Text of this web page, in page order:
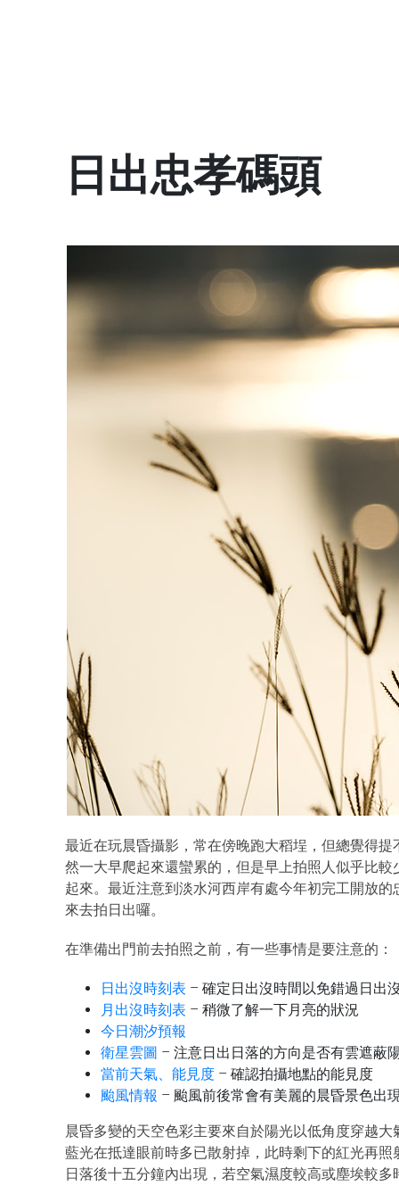
日出忠孝碼頭
最近在玩晨昏攝影，常在傍晚跑大稻埕，但總覺得
然一大早爬起來還蠻累的，但是早上拍照人似乎比
起來。最近注意到淡水河西岸有處今年初完工開放
來去拍日出囉。
在準備出門前去拍照之前，有一些事情是要注意的：
日出沒時刻表 – 確定日出沒時間以免錯過日出
月出沒時刻表 – 稍微了解一下月亮的狀況
今日潮汐預報
衛星雲圖 – 注意日出日落的方向是否有雲遮蔽
當前天氣、能見度 – 確認拍攝地點的能見度
颱風情報 – 颱風前後常會有美麗的晨昏景色出
晨昏多變的天空色彩主要來自於陽光以低角度穿越
藍光在抵達眼前時多已散射掉，此時剩下的紅光再
日落後十五分鐘內出現，若空氣濕度較高或塵埃較